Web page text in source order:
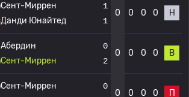
Сент-Миррен
Данди Юнайтед
1
1
0 0 0 0 Н
Абердин
Сент-Миррен
0
2
0 0 0 0 В
Сент-Миррен
0
0 0 0 0 П